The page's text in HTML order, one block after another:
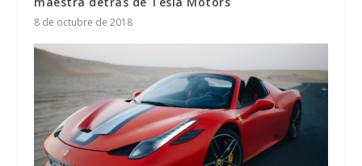
8 de octubre de 2018